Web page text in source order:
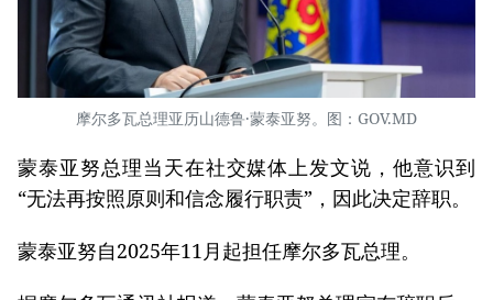
摩尔多瓦总理亚历山德鲁·蒙泰亚努。图：GOV.MD
蒙泰亚努总理当天在社交媒体上发文说，他意识到
“无法再按照原则和信念履行职责”，因此决定辞职。
蒙泰亚努自2025年11月起担任摩尔多瓦总理。